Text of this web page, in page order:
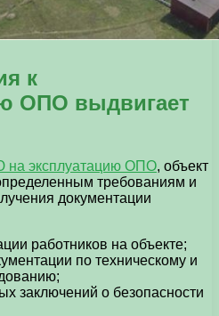
к
ОПО выдвигает
на эксплуатацию ОПО, объект
требованиям и
документации
работников на объекте;
по техническому и
заключений о безопасности